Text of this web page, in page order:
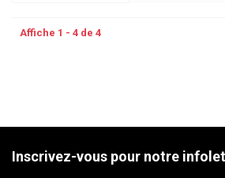
Affiche 1 - 4 de 4
Inscrivez-vous pour notre